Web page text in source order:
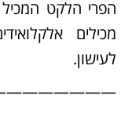
הפרי הלקט
מכילים
לעישון.